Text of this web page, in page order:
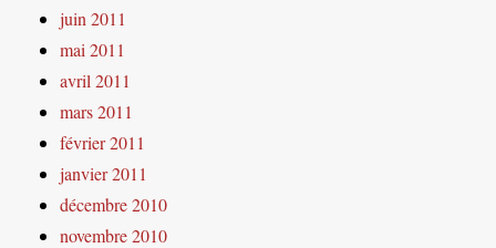
juin 2011
mai 2011
avril 2011
mars 2011
février 2011
janvier 2011
décembre 2010
novembre 2010